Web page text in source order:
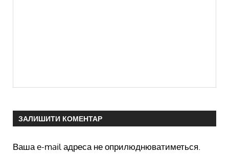
ЗАЛИШИТИ КОМЕНТАР
Ваша e-mail адреса не оприлюднюватиметься.